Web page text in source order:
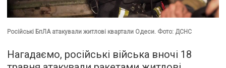
Російські БпЛА атакували житлові квартали Одеси. Фото: ДСНС
Нагадаємо, російські війська вночі 18